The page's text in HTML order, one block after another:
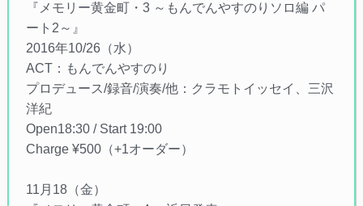
『メモリー黄金町・3 ～もんでんやすのりソロ編 パ
ート2～』
2016年10/26（水）
ACT：もんでんやすのり
プロデュース/録音/演奏/他：クラモトイッセイ、三沢
洋紀
Open18:30 / Start 19:00
Charge ¥500（+1オーダー）
11月18（金）